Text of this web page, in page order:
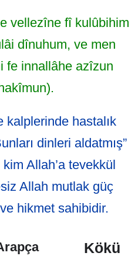
vellezîne fî kulûbihim
dînuhum, ve men
fe innallâhe azîzun
kalplerinde hastalık
dinleri aldatmış”
Allah’a tevekkül
Allah mutlak güç
hikmet sahibidir.
Kökü